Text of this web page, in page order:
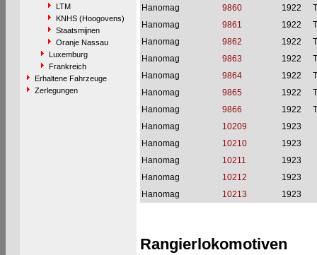
LTM
KNHS (Hoogovens)
Staatsmijnen
Oranje Nassau
Luxemburg
Frankreich
Erhaltene Fahrzeuge
Zerlegungen
Hanomag
9860 1922
Hanomag
9861 1922
Hanomag
9862 1922
Hanomag
9863 1922
Hanomag
9864 1922
Hanomag
9865 1922
Hanomag
9866 1922
Hanomag
10209
1923
Hanomag
10210
1923
Hanomag
10211
1923
Hanomag
10212
1923
Hanomag
10213 1923
Rangierlokomotiven